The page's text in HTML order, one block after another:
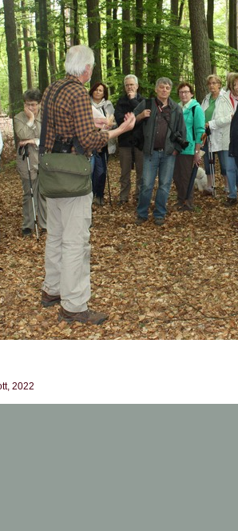
2022